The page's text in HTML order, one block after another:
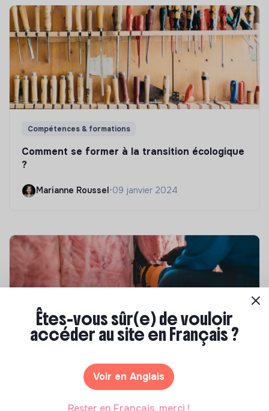
Compétences & formations
Comment se former à la transition écologique
?
Marianne Roussel •09 janvier 2024
Top 8 des formations en rénovation
énergétique des bâtiments
Êtes-vous sûr(e) de vouloir
accéder au site en Français ?
Voir en Anglais
Rester en Français, merci !